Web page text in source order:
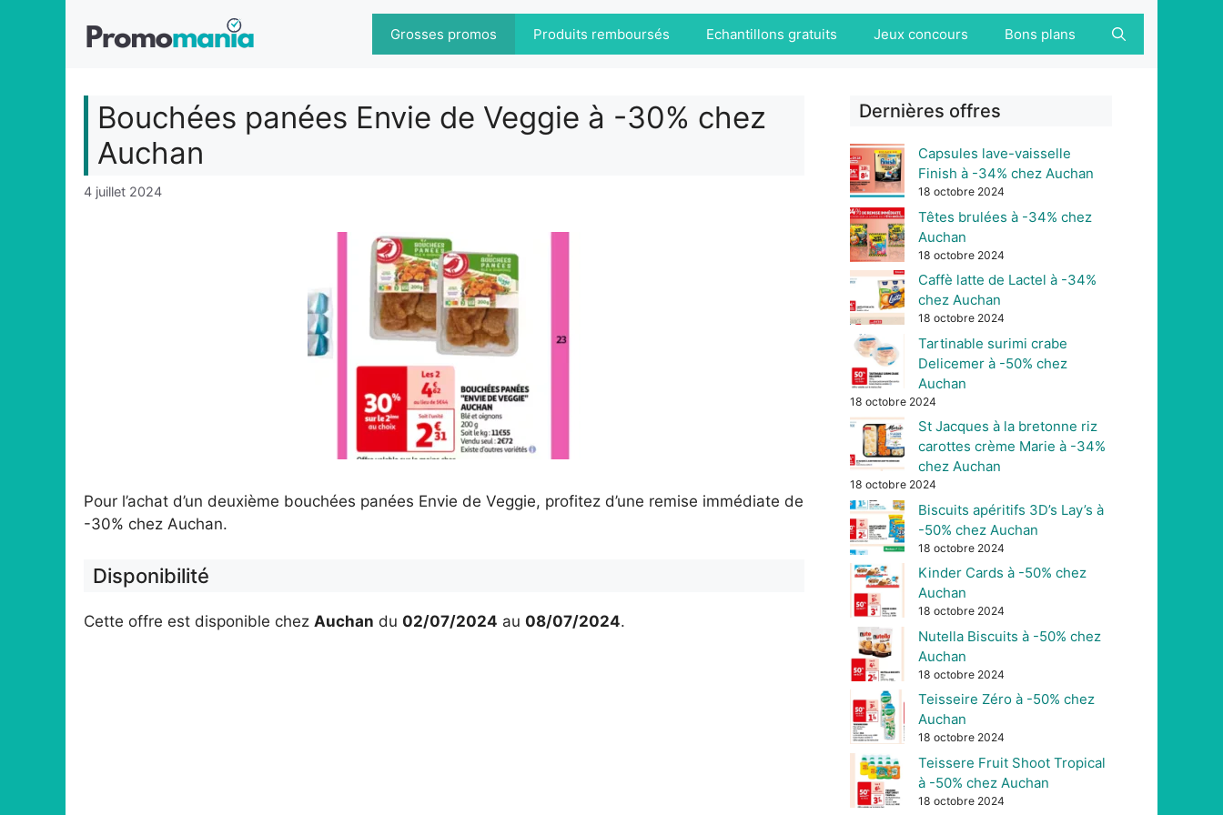
Grosses promos Produits remboursés Echantillons gratuits Jeux concours Bons plans
Bouchées panées Envie de Veggie à -30% chez
Auchan
4 juillet 2024
Pour l’achat d’un deuxième bouchées panées Envie de Veggie, profitez d’une remise immédiate de
-30% chez Auchan.
Disponibilité
Cette offre est disponible chez Auchan du 02/07/2024 au 08/07/2024.
Dernières offres
Capsules lave-vaisselle
Finish à -34% chez Auchan
18 octobre 2024
Têtes brulées à -34% chez
Auchan
18 octobre 2024
Caffè latte de Lactel à -34%
chez Auchan
18 octobre 2024
Tartinable surimi crabe
Delicemer à -50% chez
Auchan
18 octobre 2024
St Jacques à la bretonne riz
carottes crème Marie à -34%
chez Auchan
18 octobre 2024
Biscuits apéritifs 3D’s Lay’s à
-50% chez Auchan
18 octobre 2024
Kinder Cards à -50% chez
Auchan
18 octobre 2024
Nutella Biscuits à -50% chez
Auchan
18 octobre 2024
Teisseire Zéro à -50% chez
Auchan
18 octobre 2024
Teissere Fruit Shoot Tropical
à -50% chez Auchan
18 octobre 2024